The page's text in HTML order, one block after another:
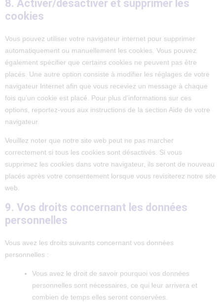
8. Activer/désactiver et supprimer les
cookies
Vous pouvez utiliser votre navigateur internet pour supprimer
automatiquement ou manuellement les cookies. Vous pouvez
également spécifier que certains cookies ne peuvent pas être
placés. Une autre option consiste à modifier les réglages de votre
navigateur Internet afin que vous receviez un message à chaque
fois qu’un cookie est placé. Pour plus d’informations sur ces
options, reportez-vous aux instructions de la section Aide de votre
navigateur.
Veuillez noter que notre site web peut ne pas marcher
correctement si tous les cookies sont désactivés. Si vous
supprimez les cookies dans votre navigateur, ils seront de nouveau
placés après votre consentement lorsque vous revisiterez notre site
web.
9. Vos droits concernant les données
personnelles
Vous avez les droits suivants concernant vos données
personnelles :
Vous avez le droit de savoir pourquoi vos données
personnelles sont nécessaires, ce qui leur arrivera et
combien de temps elles seront conservées.